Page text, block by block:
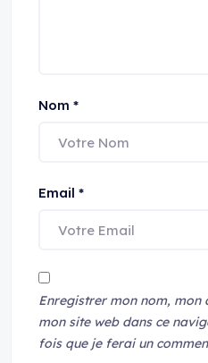
Nom *
Email *
Enregistrer mon nom, mon
mon site web dans ce
fois que je ferai un